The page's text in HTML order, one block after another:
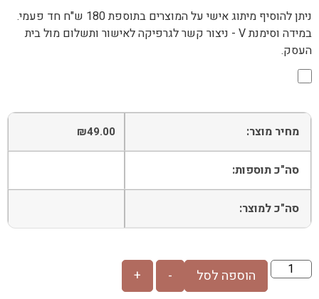
ניתן להוסיף מיתוג אישי על המוצרים בתוספת 180 ש"ח חד פעמי.
במידה וסימנת V - ניצור קשר לגרפיקה לאישור ותשלום מול בית
העסק.
מחיר מוצר: ₪49.00
סה"כ תוספות:
סה"כ למוצר:
-
+ הוספה לסל